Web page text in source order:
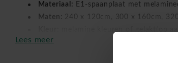
Materiaal:
E1-spaanplaat met
Maten: 240 x 120cm, 300 x 160cm,
Optioneel kabeldoorvoer mogelijk
Lees meer